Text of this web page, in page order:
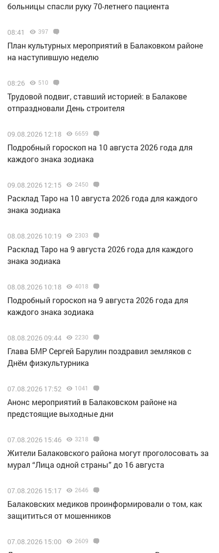
больницы спасли руку 70-летнего пациента
08:41 397
План культурных мероприятий в Балаковком районе
на наступившую неделю
08:26 510
Трудовой подвиг, ставший историей: в Балакове
отпраздновали День строителя
09.08.2026 12:18 6659
Подробный гороскоп на 10 августа 2026 года для
каждого знака зодиака
09.08.2026 12:15 2450
Расклад Таро на 10 августа 2026 года для каждого
знака зодиака
08.08.2026 10:19 2303
Расклад Таро на 9 августа 2026 года для каждого
знака зодиака
08.08.2026 10:18 4018
Подробный гороскоп на 9 августа 2026 года для
каждого знака зодиака
08.08.2026 09:44 2230
Глава БМР Сергей Барулин поздравил земляков с
Днём физкультурника
07.08.2026 17:52 1041
Анонс мероприятий в Балаковском районе на
предстоящие выходные дни
07.08.2026 15:46 3218
Жители Балаковского района могут проголосовать за
мурал “Лица одной страны” до 16 августа
07.08.2026 15:17 2646
Балаковских медиков проинформировали о том, как
защититься от мошенников
07.08.2026 15:00 2609